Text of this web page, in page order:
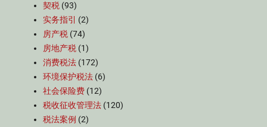
契税 (93)
实务指引
(2)
房产税 (74)
房地产税 (1)
消费税法 (172)
环境保护税法 (6)
社会保险费 (12)
税收征收管理法 (120)
税法案例 (2)